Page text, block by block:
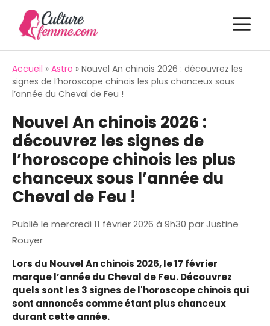
contenu
Accueil » Astro » Nouvel An chinois 2026 : découvrez les
signes de l’horoscope chinois les plus chanceux sous
l’année du Cheval de Feu !
Nouvel An chinois 2026 :
découvrez les signes de
l’horoscope chinois les plus
chanceux sous l’année du
Cheval de Feu !
Publié le mercredi 11 février 2026 à 9h30 parJustine
Rouyer
Lors du Nouvel An chinois 2026, le 17 février
marque l’année du Cheval de Feu. Découvrez
quels sont les 3 signes de l'horoscope chinois qui
sont annoncés comme étant plus chanceux
durant cette année.